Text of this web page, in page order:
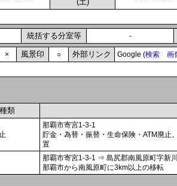
統括する分室等 -
× 風景印 ○ 外部リンク Google (検索 画
種類
那覇市寄宮1-3-1
貯金・為替・振替・生命保険・ATM廃止
置
那覇市寄宮1-3-1 ⇒ 島尻郡南風原町字新
那覇市から南風原町に3km以上の移転